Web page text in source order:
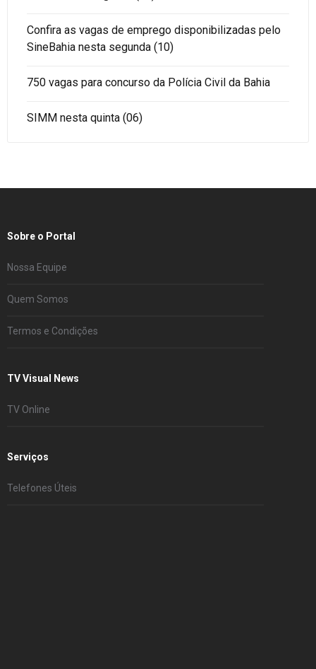
Confira as vagas de emprego disponibilizadas pelo
SineBahia nesta segunda (10)
750 vagas para concurso da Polícia Civil da Bahia
SIMM nesta quinta (06)
Sobre o Portal
Nossa Equipe
Quem Somos
Termos e Condições
TV Visual News
TV Online
Serviços
Telefones Úteis